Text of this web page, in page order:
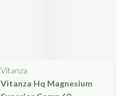
Vitanza
Vitanza Hq Magnesium